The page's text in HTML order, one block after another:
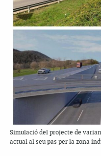
Simulació del projecte de
actual al seu pas per la zona